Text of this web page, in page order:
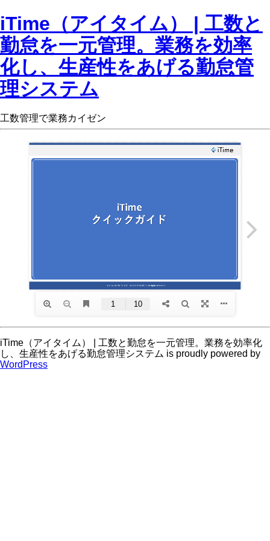
iTime（アイタイム） | 工数と
勤怠を一元管理。業務を効率
化し、生産性をあげる勤怠管
理システム
工数管理で業務カイゼン
iTime（アイタイム） | 工数と勤怠を一元管理。業務を効率化
し、生産性をあげる勤怠管理システム is proudly powered by
WordPress